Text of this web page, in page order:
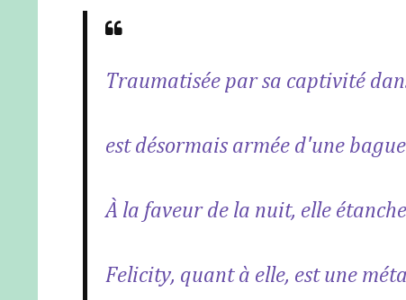
Traumatisée par sa captivité
est désormais armée d'une
À la faveur de la nuit, elle
Felicity, quant à elle, est une